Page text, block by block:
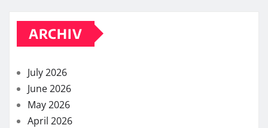
ARCHIV
July 2026
June 2026
May 2026
April 2026